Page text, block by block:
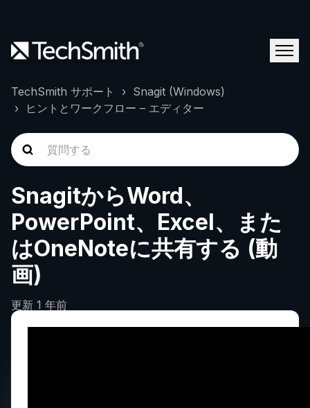
TechSmith サポート
Snagit (Windows)
ヒントとワークフロー – エディター
SnagitからWord、
PowerPoint、Excel、また
はOneNoteに共有する (動
画)
更新 1 年前